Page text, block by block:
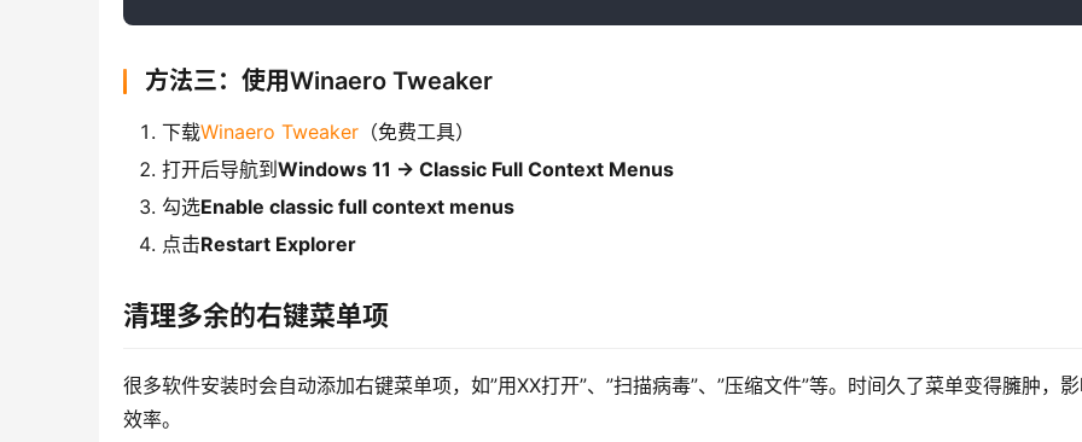
方法三：使用Winaero Tweaker
下载Winaero Tweaker （免费工具）
打开后导航到Windows 11 → Classic Full Context Menus
勾选Enable classic full context menus
点击Restart Explorer
清理多余的右键菜单项
很多软件安装时会自动添加右键菜单项，如”用XX打开”、”扫描病毒”、”压缩文件”等。时间久了菜单变得臃肿，
效率。